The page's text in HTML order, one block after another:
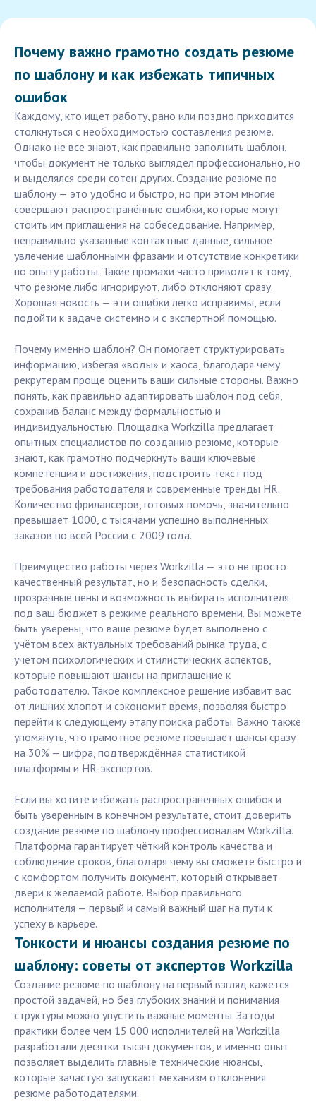
Почему важно грамотно создать резюме
по шаблону и как избежать типичных
ошибок
Каждому, кто ищет работу, рано или поздно приходится
столкнуться с необходимостью составления резюме.
Однако не все знают, как правильно заполнить шаблон,
чтобы документ не только выглядел профессионально, но
и выделялся среди сотен других. Создание резюме по
шаблону — это удобно и быстро, но при этом многие
совершают распространённые ошибки, которые могут
стоить им приглашения на собеседование. Например,
неправильно указанные контактные данные, сильное
увлечение шаблонными фразами и отсутствие конкретики
по опыту работы. Такие промахи часто приводят к тому,
что резюме либо игнорируют, либо отклоняют сразу.
Хорошая новость — эти ошибки легко исправимы, если
подойти к задаче системно и с экспертной помощью.
Почему именно шаблон? Он помогает структурировать
информацию, избегая «воды» и хаоса, благодаря чему
рекрутерам проще оценить ваши сильные стороны. Важно
понять, как правильно адаптировать шаблон под себя,
сохранив баланс между формальностью и
индивидуальностью. Площадка Workzilla предлагает
опытных специалистов по созданию резюме, которые
знают, как грамотно подчеркнуть ваши ключевые
компетенции и достижения, подстроить текст под
требования работодателя и современные тренды HR.
Количество фрилансеров, готовых помочь, значительно
превышает 1000, с тысячами успешно выполненных
заказов по всей России с 2009 года.
Преимущество работы через Workzilla — это не просто
качественный результат, но и безопасность сделки,
прозрачные цены и возможность выбирать исполнителя
под ваш бюджет в режиме реального времени. Вы можете
быть уверены, что ваше резюме будет выполнено с
учётом всех актуальных требований рынка труда, с
учётом психологических и стилистических аспектов,
которые повышают шансы на приглашение к
работодателю. Такое комплексное решение избавит вас
от лишних хлопот и сэкономит время, позволяя быстро
перейти к следующему этапу поиска работы. Важно также
упомянуть, что грамотное резюме повышает шансы сразу
на 30% — цифра, подтверждённая статистикой
платформы и HR-экспертов.
Если вы хотите избежать распространённых ошибок и
быть уверенным в конечном результате, стоит доверить
создание резюме по шаблону профессионалам Workzilla.
Платформа гарантирует чёткий контроль качества и
соблюдение сроков, благодаря чему вы сможете быстро и
с комфортом получить документ, который открывает
двери к желаемой работе. Выбор правильного
исполнителя — первый и самый важный шаг на пути к
успеху в карьере.
Тонкости и нюансы создания резюме по
шаблону: советы от экспертов Workzilla
Создание резюме по шаблону на первый взгляд кажется
простой задачей, но без глубоких знаний и понимания
структуры можно упустить важные моменты. За годы
практики более чем 15 000 исполнителей на Workzilla
разработали десятки тысяч документов, и именно опыт
позволяет выделить главные технические нюансы,
которые зачастую запускают механизм отклонения
резюме работодателями.